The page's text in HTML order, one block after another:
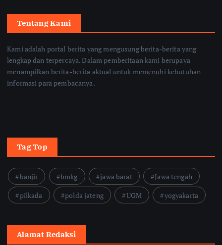
Tentang Kami
Kami adalah portal berita yang mengusung berita-berita yang
lengkap dan terpercaya. Dalam pemberitaan kami berupaya
menampilkan berita-berita aktual untuk memenuhi kebutuhan
informasi para pembacanya.
Tag Top
banjir bmkg jawa barat
Jawa tengah
pilkada
polda jateng UGM yogyakarta
Alamat Redaksi